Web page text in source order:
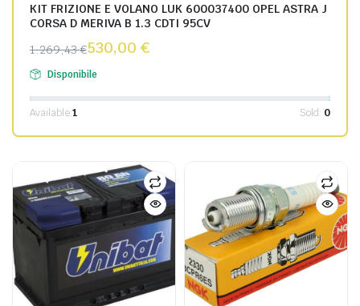
KIT FRIZIONE E VOLANO LUK 600037400 OPEL ASTRA J
CORSA D MERIVA B 1.3 CDTI 95CV
1.269,43€530,00 €
Disponibile
Available:1 Sold: 0